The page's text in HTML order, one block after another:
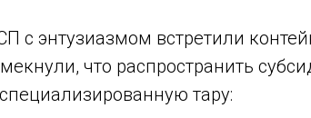
с энтузиазмом встретили
что распространить
тару: